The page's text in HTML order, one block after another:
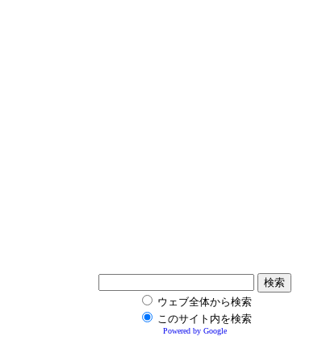
ウェブ全体から検索
このサイト内を検索
Powered by Google